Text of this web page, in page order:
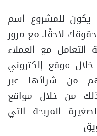
يكون للمشروع اسم
لاحقًا. مع مرور
مع العملاء
موقع إلكتروني
من شرائها عبر
من خلال مواقع
المربحة التي